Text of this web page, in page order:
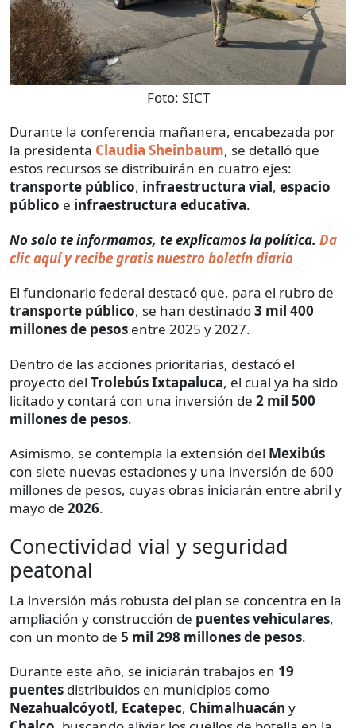
Foto: SICT
Durante la conferencia mañanera, encabezada por
la presidenta Claudia Sheinbaum, se detalló que
estos recursos se distribuirán en cuatro ejes:
transporte público, infraestructura vial, espacio
público e infraestructura educativa.
No solo te informamos, te explicamos la política. Da
clic aquí y recibe gratis nuestro boletín diario
El funcionario federal destacó que, para el rubro de
transporte público, se han destinado3 mil 400
millones de pesos entre 2025 y 2027.
Dentro de las acciones prioritarias, destacó el
proyecto del Trolebús Ixtapaluca, el cual ya ha sido
licitado y contará con una inversión de 2 mil 500
millones de pesos.
Asimismo, se contempla la extensión del Mexibús
con siete nuevas estaciones y una inversión de 600
millones de pesos, cuyas obras iniciarán entre abril y
mayo de 2026.
Conectividad vial y seguridad
peatonal
La inversión más robusta del plan se concentra en la
ampliación y construcción de puentes vehiculares,
con un monto de 5 mil 298 millones de pesos.
Durante este año, se iniciarán trabajos en 19
puentes distribuidos en municipios como
Nezahualcóyotl, Ecatepec, Chimalhuacán y